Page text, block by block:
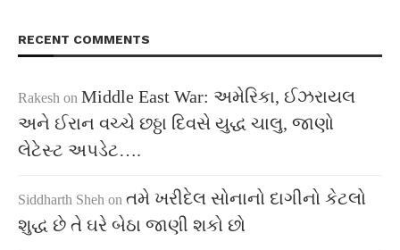
RECENT COMMENTS
Rakesh on Middle East War: અમેરિકા, ઈઝરાયલ
અને ઈરાન વચ્ચે છઠ્ઠા દિવસે યુદ્ધ ચાલુ, જાણો
લેટેસ્ટ અપડેટ….
Siddharth Sheh on તમે ખરીદેલ સોનાનો દાગીનો કેટલો
શુદ્ધ છે તે ઘરે બેઠા જાણી શકો છો